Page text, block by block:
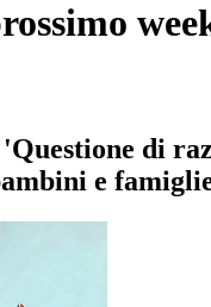
di
e